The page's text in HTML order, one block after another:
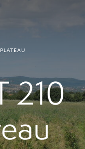
210